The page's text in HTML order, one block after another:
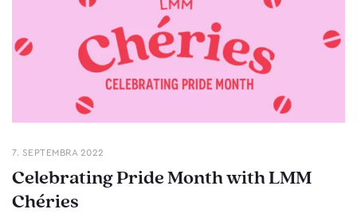
7. SEPTEMBRA 2022
Celebrating Pride Month with LMM
Chéries